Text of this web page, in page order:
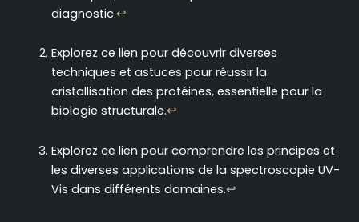
diagnostic.↩
Explorez ce lien pour découvrir diverses
techniques et astuces pour réussir la
cristallisation des protéines, essentielle pour la
biologie structurale.↩
Explorez ce lien pour comprendre les principes et
les diverses applications de la spectroscopie UV-
Vis dans différents domaines.↩